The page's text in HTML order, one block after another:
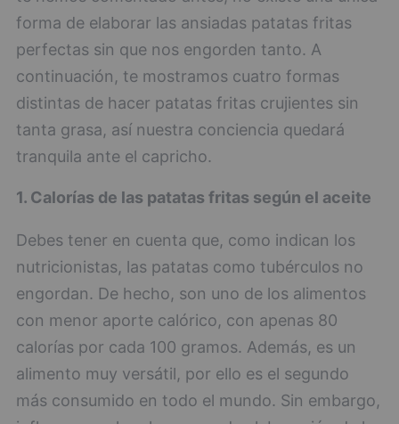
forma de elaborar las ansiadas patatas fritas
perfectas sin que nos engorden tanto. A
continuación, te mostramos cuatro formas
distintas de hacer patatas fritas crujientes sin
tanta grasa, así nuestra conciencia quedará
tranquila ante el capricho.
1. Calorías de las patatas fritas según el aceite
Debes tener en cuenta que, como indican los
nutricionistas, las patatas como tubérculos no
engordan. De hecho, son uno de los alimentos
con menor aporte calórico, con apenas 80
calorías por cada 100 gramos. Además, es un
alimento muy versátil, por ello es el segundo
más consumido en todo el mundo. Sin embargo,